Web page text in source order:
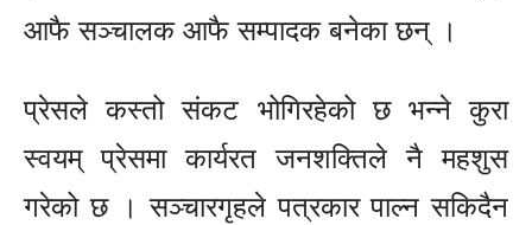
आफै सञ्चालक आफै सम्पादक बनेका छन् ।
प्रेसले कस्तो संकट भोगिरहेको छ भन्ने कुरा
स्वयम् प्रेसमा कार्यरत जनशक्तिले नै महशुस
गरेको छ । सञ्चारगृहले पत्रकार पाल्न सकिदैन